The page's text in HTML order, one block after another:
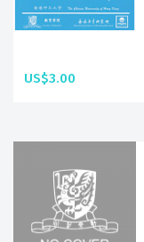
US$3.00